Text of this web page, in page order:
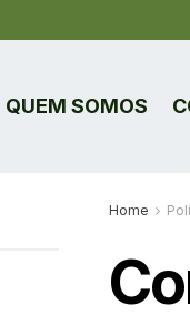
QUEM SOMOS
Home